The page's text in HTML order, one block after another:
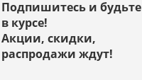
Подпишитесь и будьте
в курсе!
Акции, скидки,
распродажи ждут!